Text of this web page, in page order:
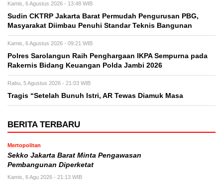
Kamis, 6 Agustus 2026 - 13:48 WIB
Sudin CKTRP Jakarta Barat Permudah Pengurusan PBG,
Masyarakat Diimbau Penuhi Standar Teknis Bangunan
Kamis, 6 Agustus 2026 - 09:21 WIB
Polres Sarolangun Raih Penghargaan IKPA Sempurna pada
Rakernis Bidang Keuangan Polda Jambi 2026
Rabu, 5 Agustus 2026 - 21:03 WIB
Tragis “Setelah Bunuh Istri, AR Tewas Diamuk Masa
BERITA TERBARU
Mertopolitan
Sekko Jakarta Barat Minta Pengawasan
Pembangunan Diperketat
Kamis, 6 Agu 2026 - 21:13 WIB